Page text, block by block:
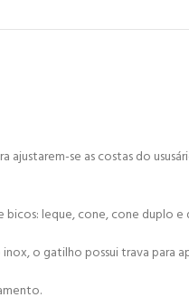
ajustarem-se as costas do
leque, cone, cone duplo
o gatilho possui trava para